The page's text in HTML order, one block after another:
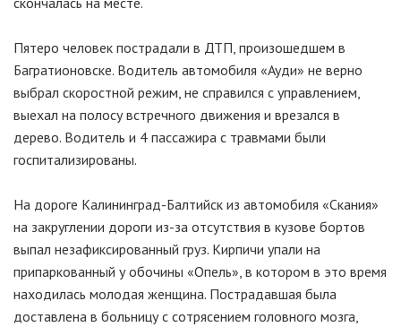
Пятеро человек пострадали в ДТП, произошедшем в
Багратионовске. Водитель автомобиля «Ауди» не верно
выбрал скоростной режим, не справился с управлением,
выехал на полосу встречного движения и врезался в
дерево. Водитель и 4 пассажира с травмами были
госпитализированы.
На дороге Калининград-Балтийск из автомобиля «Скания»
на закруглении дороги из-за отсутствия в кузове бортов
выпал незафиксированный груз. Кирпичи упали на
припаркованный у обочины «Опель», в котором в это время
находилась молодая женщина. Пострадавшая была
доставлена в больницу с сотрясением головного мозга,